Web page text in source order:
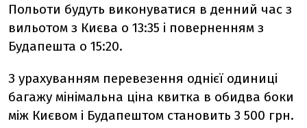
Польоти будуть виконуватися в денний час з
вильотом з Києва о 13:35 і поверненням з
Будапешта о 15:20.
З урахуванням перевезення однієї одиниці
багажу мінімальна ціна квитка в обидва боки
між Києвом і Будапештом становить 3 500 грн.